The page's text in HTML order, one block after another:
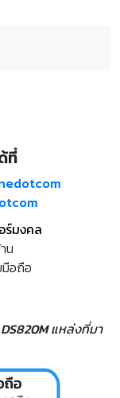
ที่
ร์มงคล
น
อถือ
แหล่งที่มา